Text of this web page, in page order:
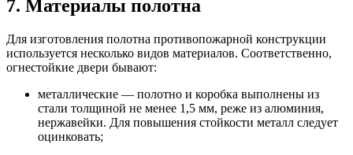
7. Материалы полотна
Для изготовления полотна противопожарной конструкции
используется несколько видов материалов. Соответственно,
огнестойкие двери бывают:
металлические — полотно и коробка выполнены из
стали толщиной не менее 1,5 мм, реже из алюминия,
нержавейки. Для повышения стойкости металл следует
оцинковать;